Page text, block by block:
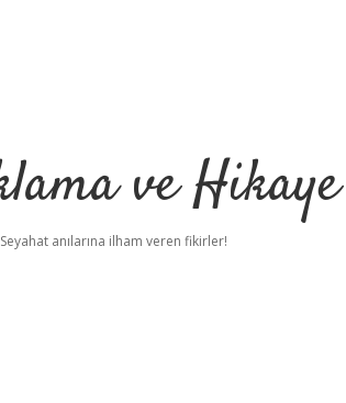
ve Hikaye
Seyahat anılarına ilham veren fikirler!